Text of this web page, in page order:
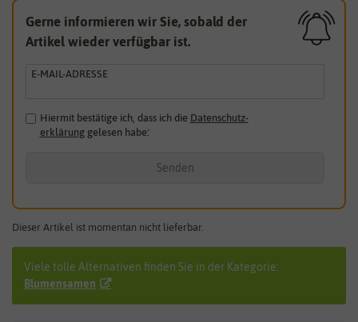
Gerne informieren wir Sie, sobald der
Artikel wieder verfügbar ist.
E-MAIL-ADRESSE
Hiermit bestätige ich, dass ich die Daten­schutz­
erklärunggelesen habe.*
Senden
Dieser Artikel ist momentan nicht lieferbar.
Viele tolle Alternativen finden Sie in der Kategorie:
Blumensamen